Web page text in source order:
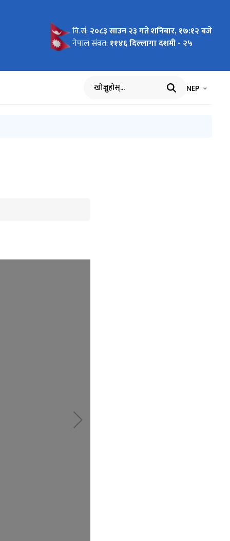
गरी
वि.सं: २०८३ साउन २३ गते शनिबार, १७:१२ बजे
नेपाल संवत: ११४६ दिल्लागा दशमी - २५
खोज्नुहोस् भाषा चयन
NEP